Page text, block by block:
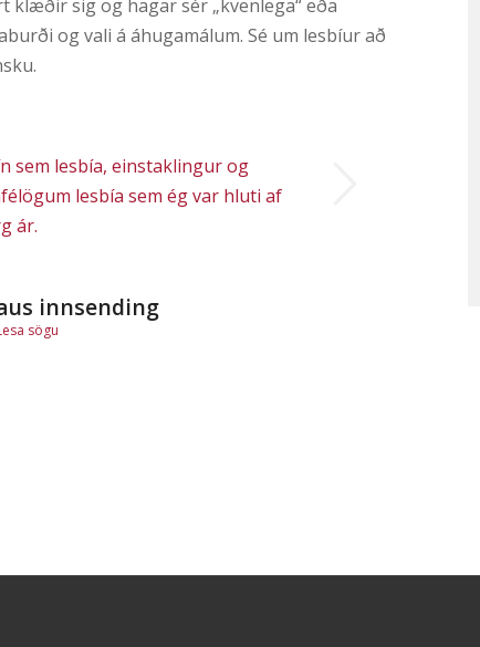
klæðir sig og hagar sér „kvenlega“ eða
og vali á áhugamálum. Sé um lesbíur að
sem lesbía, einstaklingur og
lesbía sem ég var hluti af
ár.
innsending
sögu
Next